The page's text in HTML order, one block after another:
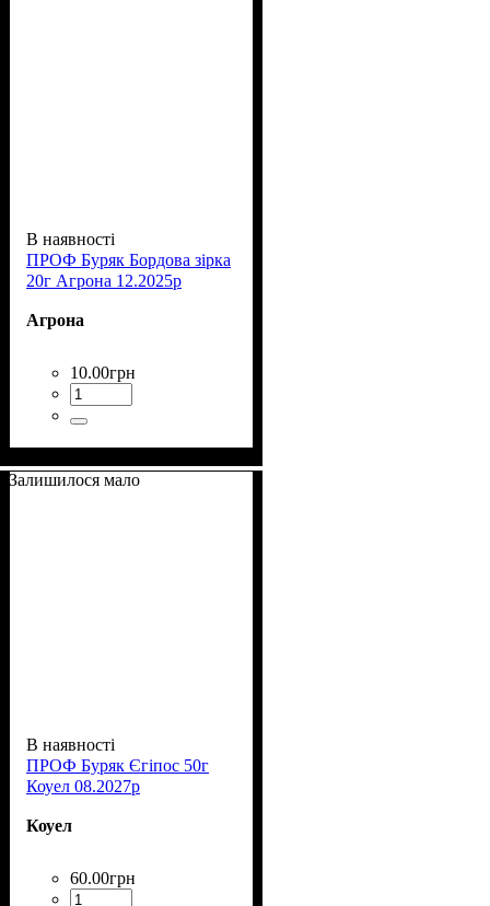
В наявності
ПРОФ Буряк Бордова зірка
20г Агрона 12.2025р
Агрона
10.00грн
Залишилося мало
В наявності
ПРОФ Буряк Єгіпос 50г
Коуел 08.2027р
Коуел
60.00грн